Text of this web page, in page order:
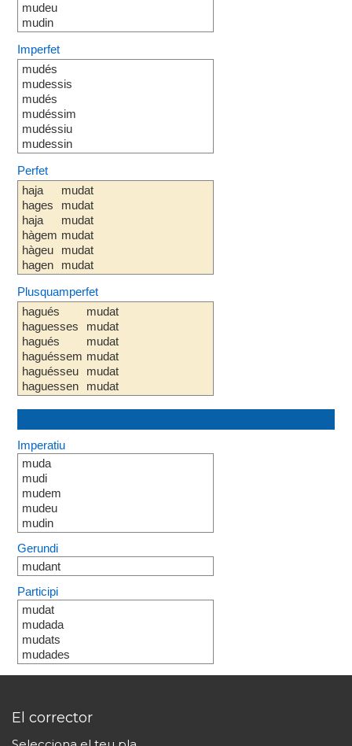
mudeu
mudin
Imperfet
mudés
mudessis
mudés
mudéssim
mudéssiu
mudessin
Perfet
haja
hages
haja
hàgem
hàgeu
hagen
mudat
mudat
mudat
mudat
mudat
mudat
Plusquamperfet
hagués
haguesses
hagués
haguéssem
haguésseu
haguessen
mudat
mudat
mudat
mudat
mudat
mudat
Imperatiu
muda
mudi
mudem
mudeu
mudin
Gerundi
mudant
Participi
mudat
mudada
mudats
mudades
El corrector